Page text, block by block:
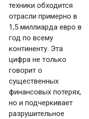
техники обходится
отрасли примерно в
1,5 миллиарда евро в
год по всему
континенту. Эта
цифра не только
говорит о
существенных
финансовых потерях,
но и подчеркивает
разрушительное